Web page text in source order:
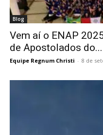
Blog
Vem aí o ENAP
de Apostolados do...
Equipe Regnum Christi - 8 de